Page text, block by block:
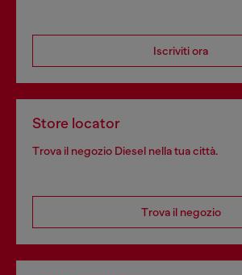
Iscriviti ora
Store locator
Trova il negozio Diesel nella tua città.
Trova il negozio